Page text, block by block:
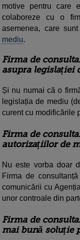
motive pentru care
colaboreze cu o
asemenea, care
mediu.
Firma de
asupra legislației
Și nu numai că o
legislația de mediu
curent cu modificările
Firma de
autorizațiilor de
Nu este vorba doar
Firma de
comunicării cu
unor controale din
Firma de
mai bună soluție